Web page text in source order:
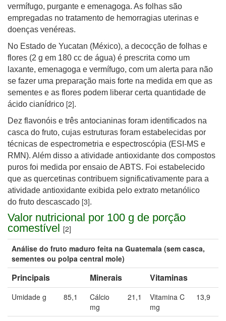
vermífugo, purgante e emenagoga. As folhas são
empregadas no tratamento de hemorragias uterinas e
doenças venéreas.
No Estado de Yucatan (México), a decocção de folhas e
flores (2 g em 180 cc de água) é prescrita como um
laxante, emenagoga e vermífugo, com um alerta para não
se fazer uma preparação mais forte na medida em que as
sementes e as flores podem liberar certa quantidade de
ácido cianídrico [2].
Dez flavonóis e três antocianinas foram identificados na
casca do fruto, cujas estruturas foram estabelecidas por
técnicas de espectrometria e espectroscópia (ESI-MS e
RMN). Além disso a atividade antioxidante dos compostos
puros foi medida por ensaio de ABTS. Foi estabelecido
que as quercetinas contribuem significativamente para a
atividade antioxidante exibida pelo extrato metanólico
do fruto descascado [3].
Valor nutricional por 100 g de porção
comestível [2]
Análise do fruto maduro feita na Guatemala (sem casca,
sementes ou polpa central mole)
Principais Minerais Vitaminas
Umidade g 85,1
Cálcio
mg
21,1
Vitamina C
mg
13,9